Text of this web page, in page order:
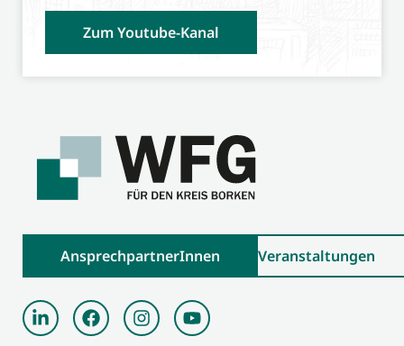
Zum Youtube-Kanal
AnsprechpartnerInnen Veranstaltungen